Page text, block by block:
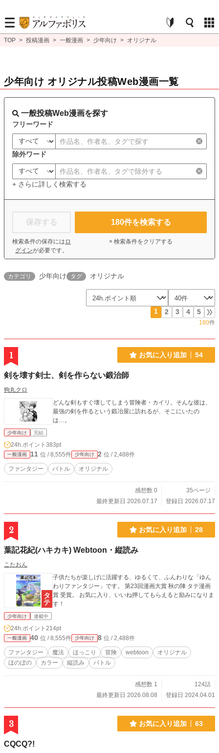
TOP > 投稿漫画 > 一般漫画 > 少年向け > オリジナル
少年向け オリジナル投稿Web漫画一覧
一般投稿Web漫画を探す
フリーワード
除外ワード
+ さらに詳しく検索する
保存する
検索条件の保存には ロ
グインが必要です。
180件を検索する
× 検索条件をクリアする
カテゴリ 少年向け タグ オリジナル
1 2 3 4 5
180件
1 お気に入り追加 54
剣を壊す剣士、剣を作らない鍛治師
狗丸クロ
どんな剣もすぐ壊してしまう冒険者・カイリ。そんな彼は、
最強の剣を作るという鍛冶屋に訪れるが、そこにいたの
は…。
少年向け 完結
24h.ポイント 383pt
一般漫画 11 位 / 8,555件 少年向け 2 位 / 2,488件
ファンタジー バトル オリジナル
感想数 0
35ページ
最終更新日 2026.07.17
登録日 2026.07.17
2 お気に入り追加 28
葉記花紀(ハキカキ) Webtoon・縦読み
こたおん
子供たちが楽しげに活躍する、ゆるくて、ふんわりな「ゆん
わりファンタジー」です。 第23回漫画大賞 秋の陣 タテ漫画
賞 受賞。 お気に入り、いいね押してもらえると励みになりま
す！
少年向け 連載中
24h.ポイント 214pt
一般漫画 40 位 / 8,555件 少年向け 8 位 / 2,488件
ファンタジー 魔法 ほっこり 冒険 webtoon
オリジナル
ほのぼの
カラー 縦読み バトル
感想数 1
124話
最終更新日 2026.08.08
登録日 2024.04.01
3 お気に入り追加 63
CQCQ?!